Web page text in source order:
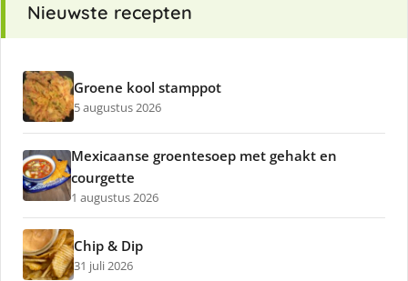
Nieuwste recepten
Groene kool stamppot
5 augustus 2026
Mexicaanse groentesoep met gehakt en
courgette
1 augustus 2026
Chip & Dip
31 juli 2026